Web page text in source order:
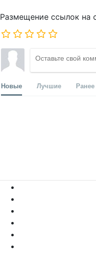
Размещение ссылок на
Новые Лучшие Ранее